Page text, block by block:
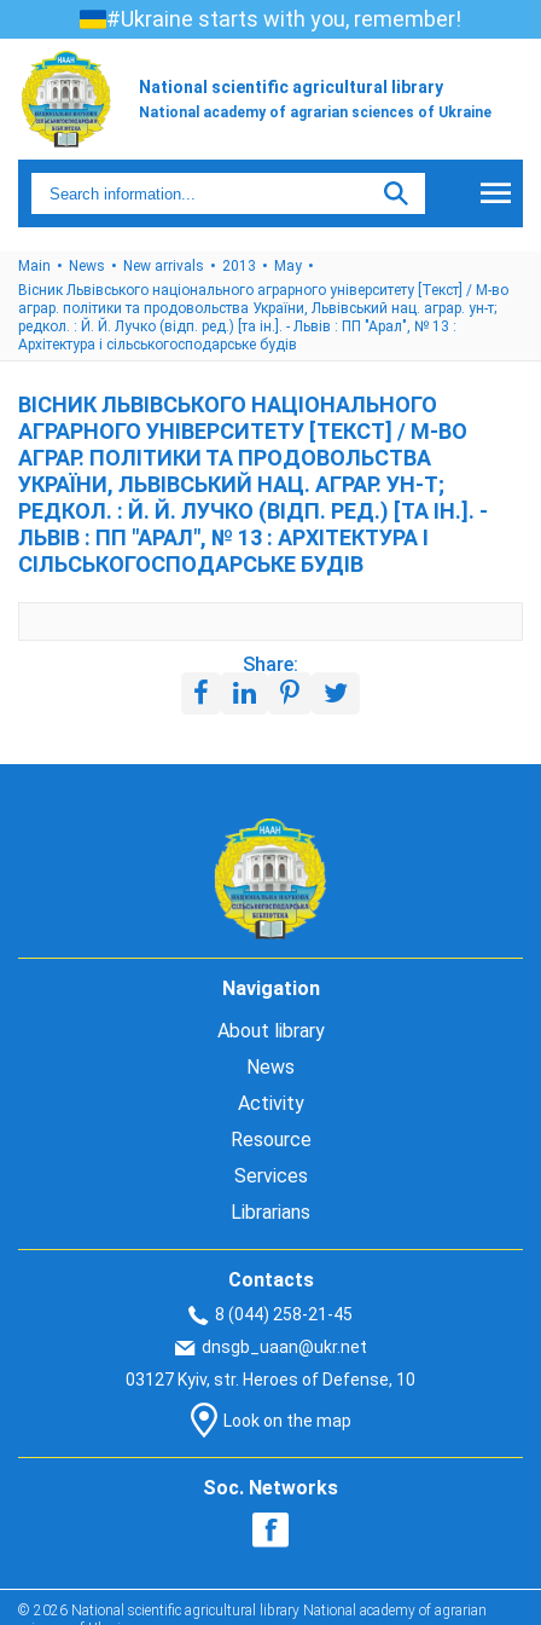
#Ukraine starts with you, remember!
National scientific agricultural library
National academy of agrarian sciences of Ukraine
Main News New arrivals 2013
May
Вісник Львівського національного аграрного університету [Текст] / М-во
аграр. політики та продовольства України, Львівський нац. аграр. ун-т;
редкол. : Й. Й. Лучко (відп. ред.) [та ін.]. - Львів : ПП "Арал", № 13 :
Архітектура і сільськогосподарське будів
ВІСНИК ЛЬВІВСЬКОГО НАЦІОНАЛЬНОГО
АГРАРНОГО УНІВЕРСИТЕТУ [ТЕКСТ] / М-ВО
АГРАР. ПОЛІТИКИ ТА ПРОДОВОЛЬСТВА
УКРАЇНИ, ЛЬВІВСЬКИЙ НАЦ. АГРАР. УН-Т;
РЕДКОЛ. : Й. Й. ЛУЧКО (ВІДП. РЕД.) [ТА ІН.]. -
ЛЬВІВ : ПП "АРАЛ", № 13 : АРХІТЕКТУРА І
СІЛЬСЬКОГОСПОДАРСЬКЕ БУДІВ
Share:
Navigation
About library
News
Activity
Resource
Services
Librarians
Contacts
8 (044) 258-21-45
dnsgb_uaan@ukr.net
03127 Kyiv, str. Heroes of Defense, 10
Look on the map
Soc. Networks
© 2026 National scientific agricultural library National academy of agrarian